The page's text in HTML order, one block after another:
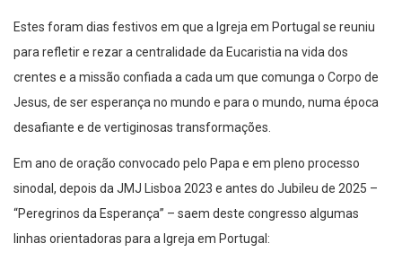
Estes foram dias festivos em que a Igreja em Portugal se reuniu
para refletir e rezar a centralidade da Eucaristia na vida dos
crentes e a missão confiada a cada um que comunga o Corpo de
Jesus, de ser esperança no mundo e para o mundo, numa época
desafiante e de vertiginosas transformações.
Em ano de oração convocado pelo Papa e em pleno processo
sinodal, depois da JMJ Lisboa 2023 e antes do Jubileu de 2025 –
“Peregrinos da Esperança” – saem deste congresso algumas
linhas orientadoras para a Igreja em Portugal: